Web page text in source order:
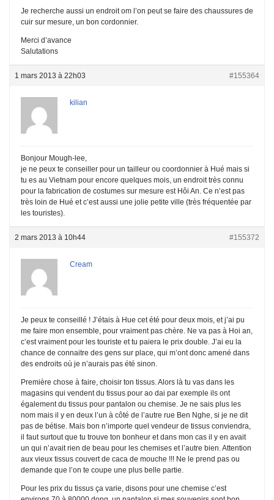
Je recherche aussi un endroit om l’on peut se faire des chaussures de
cuir sur mesure, un bon cordonnier.
Merci d’avance
Salutations
1 mars 2013 à 22h03 #155364
kilian
Bonjour Mough-lee,
je ne peux te conseiller pour un tailleur ou coordonnier à Hué mais si
tu es au Vietnam pour encore quelques mois, un endroit très connu
pour la fabrication de costumes sur mesure est Hôi An. Ce n’est pas
très loin de Hué et c’est aussi une jolie petite ville (très fréquentée par
les touristes).
2 mars 2013 à 10h44 #155372
Cream
Je peux te conseillé ! J’étais à Hue cet été pour deux mois, et j’ai pu
me faire mon ensemble, pour vraiment pas chère. Ne va pas à Hoi an,
c’est vraiment pour les touriste et tu paiera le prix double. J’ai eu la
chance de connaitre des gens sur place, qui m’ont donc amené dans
des endroits où je n’aurais pas été sinon.
Première chose à faire, choisir ton tissus. Alors là tu vas dans les
magasins qui vendent du tissus pour ao dai par exemple ils ont
également du tissus pour pantalon ou chemise. Je ne sais plus les
nom mais il y en deux l’un à côté de l’autre rue Ben Nghe, si je ne dit
pas de bétise. Mais bon n’importe quel vendeur de tissus conviendra,
il faut surtout que tu trouve ton bonheur et dans mon cas il y en avait
un qui n’avait rien de beau pour les chemises et l’autre bien. Attention
aux vieux tissus couvert de caca de mouche !!! Ne le prend pas ou
demande que l’on te coupe une plus belle partie.
Pour les prix du tissus ça varie, disons pour une chemise c’est